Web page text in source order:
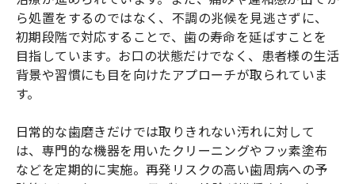
ら処置をするのではなく、不調の兆候を見逃さずに、
初期段階で対応することで、歯の寿命を延ばすことを
目指しています。お口の状態だけでなく、患者様の生活
背景や習慣にも目を向けたアプローチが取られていま
す。
日常的な歯磨きだけでは取りきれない汚れに対して
は、専門的な機器を用いたクリーニングやフッ素塗布
などを定期的に実施。再発リスクの高い歯周病への予